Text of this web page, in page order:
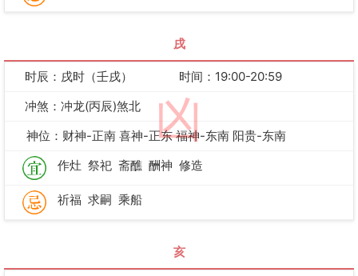
戌
凶
时辰：戌时（壬戌）
时间：19:00-20:59
冲煞：冲龙(丙辰)煞北
神位：财神-正南 喜神-正东 福神-东南 阳贵-东南
作灶 祭祀 斋醮 酬神 修造
祈福 求嗣 乘船
亥